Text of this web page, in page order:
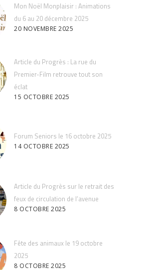
Mon Noël Monplaisir : Animations
du 6 au 20 décembre 2025
20 NOVEMBRE 2025
Article du Progrès : La rue du
Premier-Film retrouve tout son
éclat
15 OCTOBRE 2025
Forum Seniors le 16 octobre 2025
14 OCTOBRE 2025
Article du Progrès sur le retrait des
feux de circulation de l’avenue
8 OCTOBRE 2025
Fête des animaux le 19 octobre
2025
8 OCTOBRE 2025